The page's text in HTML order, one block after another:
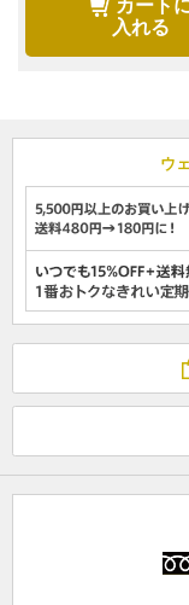
カート
入れる
ウ